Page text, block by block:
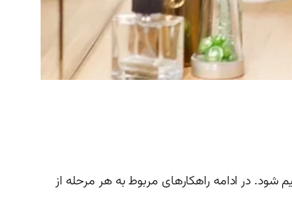
در ادامه راهکارهای مربوط به هر مرحله از